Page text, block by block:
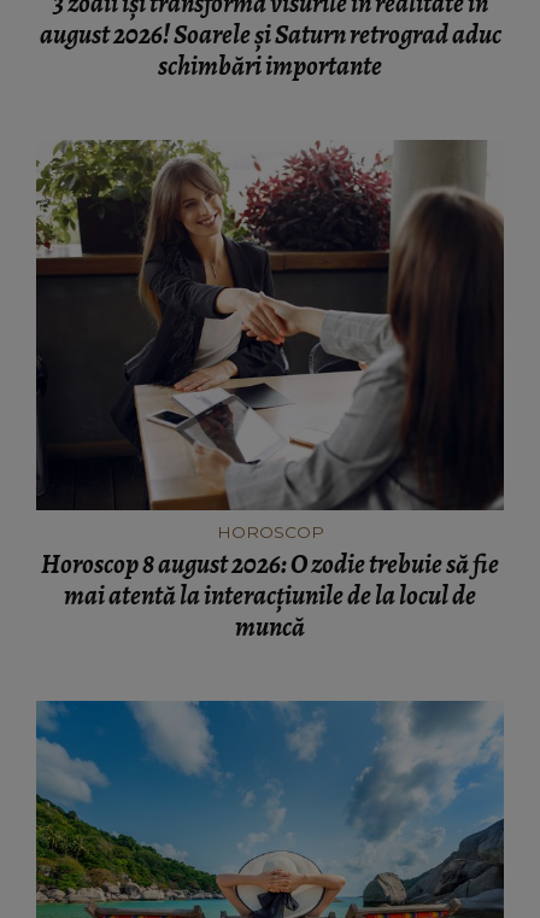
august 2026! Soarele și Saturn retrograd aduc
schimbări importante
HOROSCOP
Horoscop 8 august 2026: O zodie trebuie să fie
mai atentă la interacțiunile de la locul de
muncă